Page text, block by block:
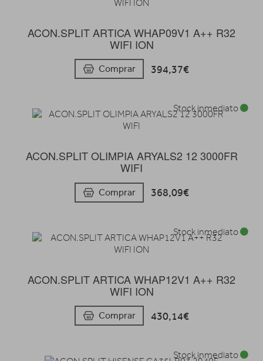
ACON.SPLIT ARTICA WHAP09V1 A++ R32
WIFI ION
Comprar 394,37€
ACON.SPLIT OLIMPIA ARYALS2 12 3000FR
WIFI
Comprar 368,09€
Stock inmediato
ACON.SPLIT ARTICA WHAP12V1 A++ R32
WIFI ION
Comprar 430,14€
Stock inmediato
Stock inmediato